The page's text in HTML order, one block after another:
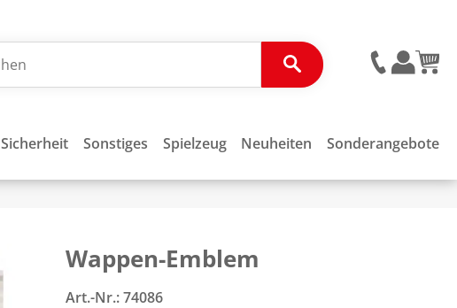
Sicherheit Sonstiges Spielzeug Neuheiten Sonderangebote
Wappen-Emblem
Art.-Nr.:74086